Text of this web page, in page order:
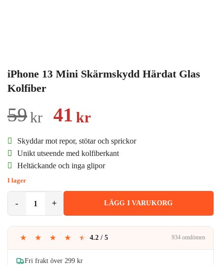
iPhone 13 Mini Skärmskydd Härdat Glas
Kolfiber
59kr
Det
ursprungliga
priset
var:
59kr.
41 krDet
nuvarande
priset
är:
41kr.
Skyddar mot repor, stötar och sprickor
Unikt utseende med kolfiberkant
Heltäckande och inga glipor
I lager
LÄGG I VARUKORG
★ ★ ★ ★ ★ 4.2 / 5 934 omdömen
Fri frakt över 299 kr